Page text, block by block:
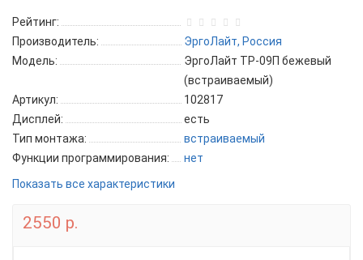
Рейтинг:
Производитель:
ЭргоЛайт, Россия
Модель:
ЭргоЛайт ТР-09П бежевый
(встраиваемый)
Артикул:
102817
Дисплей:
есть
Тип монтажа:
встраиваемый
Функции программирования:
нет
Показать все характеристики
2550 р.